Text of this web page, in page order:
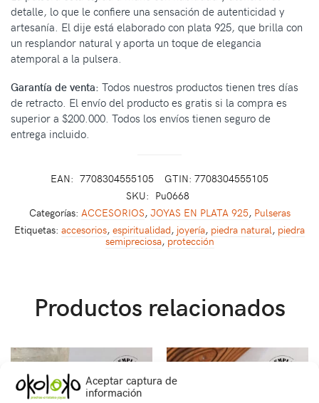
Aceptar captura de
información
detalle, lo que le confiere una sensación de autenticidad y
artesanía. El dije está elaborado con plata 925, que brilla con
un resplandor natural y aporta un toque de elegancia
atemporal a la pulsera.
Garantía de venta: Todos nuestros productos tienen tres días
de retracto. El envío del producto es gratis si la compra es
superior a $200.000. Todos los envíos tienen seguro de
entrega incluido.
EAN: 7708304555105
GTIN: 7708304555105
SKU: Pu0668
Categorías: ACCESORIOS, JOYAS EN PLATA 925, Pulseras
Etiquetas: accesorios, espiritualidad, joyería, piedra natural, piedra
semipreciosa, protección
Productos relacionados